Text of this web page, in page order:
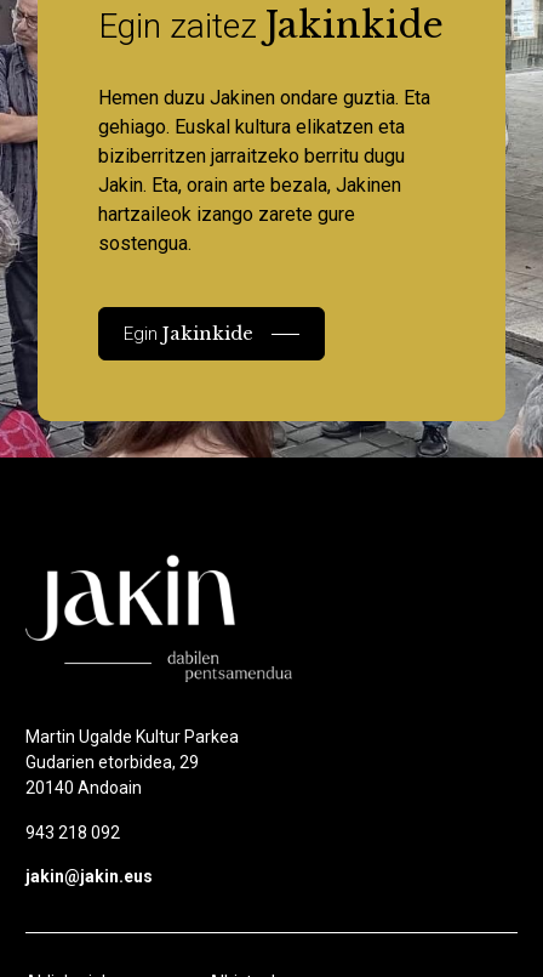
Egin zaitez Jakinkide
Hemen duzu Jakinen ondare guztia. Eta
gehiago. Euskal kultura elikatzen eta
biziberritzen jarraitzeko berritu dugu
Jakin. Eta, orain arte bezala, Jakinen
hartzaileok izango zarete gure
sostengua.
EginJakinkide
Martin Ugalde Kultur Parkea
Gudarien etorbidea, 29
20140 Andoain
943 218 092
jakin@jakin.eus